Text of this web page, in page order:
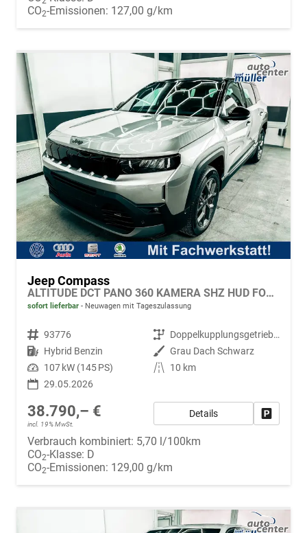
CO2-Emissionen: 127,00 g/km
Jeep Compass
ALTITUDE DCT PANO 360 KAMERA SHZ HUD FOCAL BSD EL.HECKKLAPPE ACC
sofort lieferbar Neuwagen mit Tageszulassung
Fahrzeugnr. 93776 Getriebe
Doppelkupplungsgetriebe (DSG)
Kraftstoff Hybrid Benzin Außenfarbe Grau Dach Schwarz
Leistung 107 kW (145 PS) Kilometerstand
10 km
29.05.2026
38.790,– €
incl. 19% MwSt.
Details
Verbrauch kombiniert: 5,70 l/100km
CO2-Klasse: D
CO2-Emissionen: 129,00 g/km